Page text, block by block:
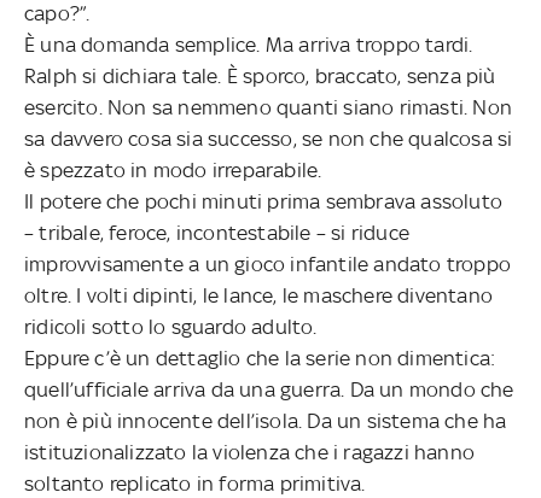
capo?”.
È una domanda semplice. Ma arriva troppo tardi.
Ralph si dichiara tale. È sporco, braccato, senza più
esercito. Non sa nemmeno quanti siano rimasti. Non
sa davvero cosa sia successo, se non che qualcosa si
è spezzato in modo irreparabile.
Il potere che pochi minuti prima sembrava assoluto
– tribale, feroce, incontestabile – si riduce
improvvisamente a un gioco infantile andato troppo
oltre. I volti dipinti, le lance, le maschere diventano
ridicoli sotto lo sguardo adulto.
Eppure c’è un dettaglio che la serie non dimentica:
quell’ufficiale arriva da una guerra. Da un mondo che
non è più innocente dell’isola. Da un sistema che ha
istituzionalizzato la violenza che i ragazzi hanno
soltanto replicato in forma primitiva.